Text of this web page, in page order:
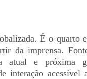
É o quarto
da imprensa.
atual e próxima
interação